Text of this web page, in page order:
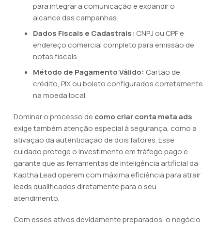
para integrar a comunicação e expandir o
alcance das campanhas.
Dados Fiscais e Cadastrais: CNPJ ou CPF e
endereço comercial completo para emissão de
notas fiscais.
Método de Pagamento Válido: Cartão de
crédito, PIX ou boleto configurados corretamente
na moeda local.
Dominar o processo de como criar conta meta ads
exige também atenção especial à segurança, como a
ativação da autenticação de dois fatores. Esse
cuidado protege o investimento em tráfego pago e
garante que as ferramentas de inteligência artificial da
Kaptha Lead operem com máxima eficiência para atrair
leads qualificados diretamente para o seu
atendimento.
Com esses ativos devidamente preparados, o negócio